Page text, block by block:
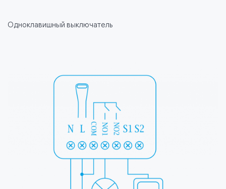
Одноклавишный выключатель